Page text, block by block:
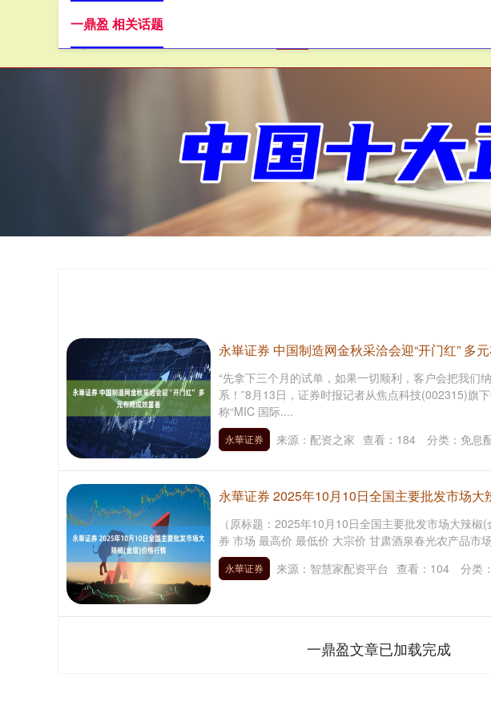
一鼎盈 相关话题
永崋证券 中国制造网金秋采洽会迎“开门红” 多
“先拿下三个月的试单，如果一切顺利，客户会把我们
系！”8月13日，证券时报记者从焦点科技(002315)旗
称“MIC 国际....
永華证券 来源：配资之家 查看： 184 分类： 免息
永華证券 2025年10月10日全国主要批发市场大
（原标题：2025年10月10日全国主要批发市场大辣椒
券 市场 最高价 最低价 大宗价 甘肃酒泉春光农产品市
永華证券 来源：智慧家配资平台 查看： 104 分类：
一鼎盈文章已加载完成